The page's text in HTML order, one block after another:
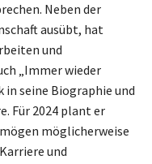
Neben der
ausübt, hat
und
„Immer wieder
seine Biographie und
Für 2024 plant er
möglicherweise
und